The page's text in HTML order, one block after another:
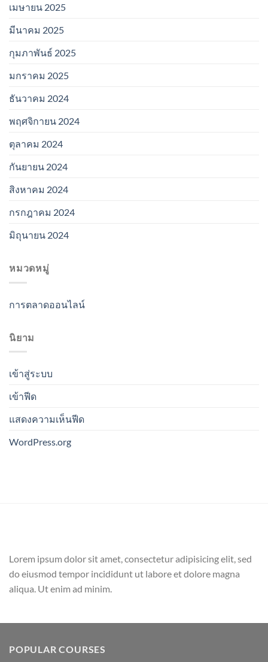
เมษายน 2025
มีนาคม 2025
กุมภาพันธ์ 2025
มกราคม 2025
ธันวาคม 2024
พฤศจิกายน 2024
ตุลาคม 2024
กันยายน 2024
สิงหาคม 2024
กรกฎาคม 2024
มิถุนายน 2024
หมวดหมู่
การตลาดออนไลน์
นิยาม
เข้าสู่ระบบ
เข้าฟีด
แสดงความเห็นฟีด
WordPress.org
Lorem ipsum dolor sit amet, consectetur adipisicing elit, sed
do eiusmod tempor incididunt ut labore et dolore magna
aliqua. Ut enim ad minim.
POPULAR COURSES